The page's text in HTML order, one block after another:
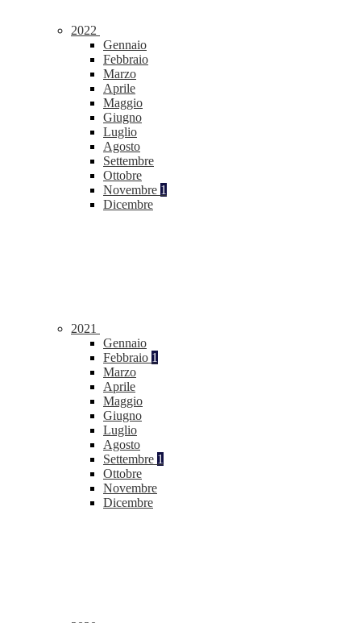
2022
Gennaio
Febbraio
Marzo
Aprile
Maggio
Giugno
Luglio
Agosto
Settembre
Ottobre
Novembre 1
Dicembre
2021
Gennaio
Febbraio 1
Marzo
Aprile
Maggio
Giugno
Luglio
Agosto
Settembre 1
Ottobre
Novembre
Dicembre